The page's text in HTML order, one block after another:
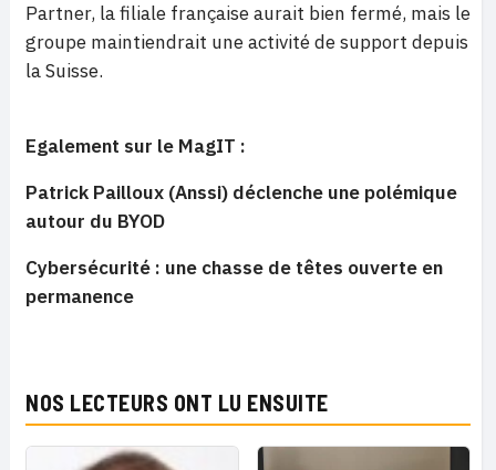
Partner, la filiale française aurait bien fermé, mais le
groupe maintiendrait une activité de support depuis
la Suisse.
Egalement sur le MagIT :
Patrick Pailloux (Anssi) déclenche une polémique
autour du BYOD
Cybersécurité : une chasse de têtes ouverte en
permanence
NOS LECTEURS ONT LU ENSUITE